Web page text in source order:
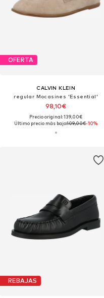
OFERTA
CALVIN KLEIN
regular Mocasines 'Essential'
98,10€
Precio original: 139,00€
Último precio más bajo:109,00€-10%
REBAJAS